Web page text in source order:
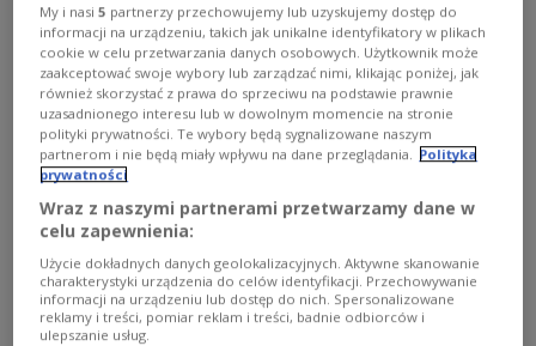
Rosyjskie drony w Polsce Anita Walczewska/East News
Mazowiecka policja przekazała na portalu X, że
części obiektu przypominającego drona zostały
odnalezione tego dnia rano przez grzybiarzy.
Natrafiono na nie w lesie na odcinku
kilkudziesięciu metrów, około 1 km od zabudowań.
„Dziś około godz. 9 w m. Wodynie w pow.
My i nasi5 partnerzy przechowujemy lub uzyskujemy dostęp do
informacji na urządzeniu, takich jak unikalne identyfikatory w plikach
cookie w celu przetwarzania danych osobowych. Użytkownik może
zaakceptować swoje wybory lub zarządzać nimi, klikając poniżej, jak
również skorzystać z prawa do sprzeciwu na podstawie prawnie
uzasadnionego interesu lub w dowolnym momencie na stronie
polityki prywatności. Te wybory będą sygnalizowane naszym
partnerom i nie będą miały wpływu na dane przeglądania.
Polityka
prywatności
Wraz z naszymi partnerami przetwarzamy dane w
celu zapewnienia:
Użycie dokładnych danych geolokalizacyjnych. Aktywne skanowanie
charakterystyki urządzenia do celów identyfikacji. Przechowywanie
informacji na urządzeniu lub dostęp do nich. Spersonalizowane
reklamy i treści, pomiar reklam i treści, badnie odbiorców i
ulepszanie usług.